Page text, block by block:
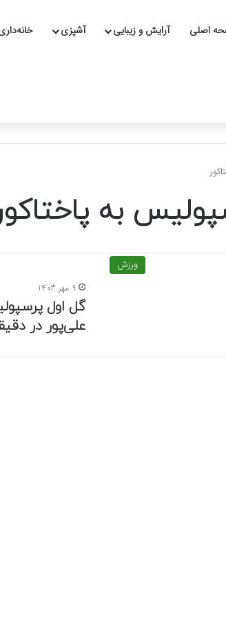
اصلی آرایش و زیبایی آشپزی
به
ورزش
9 مهر 1403
گل اول
علی‌پور در دقیقه